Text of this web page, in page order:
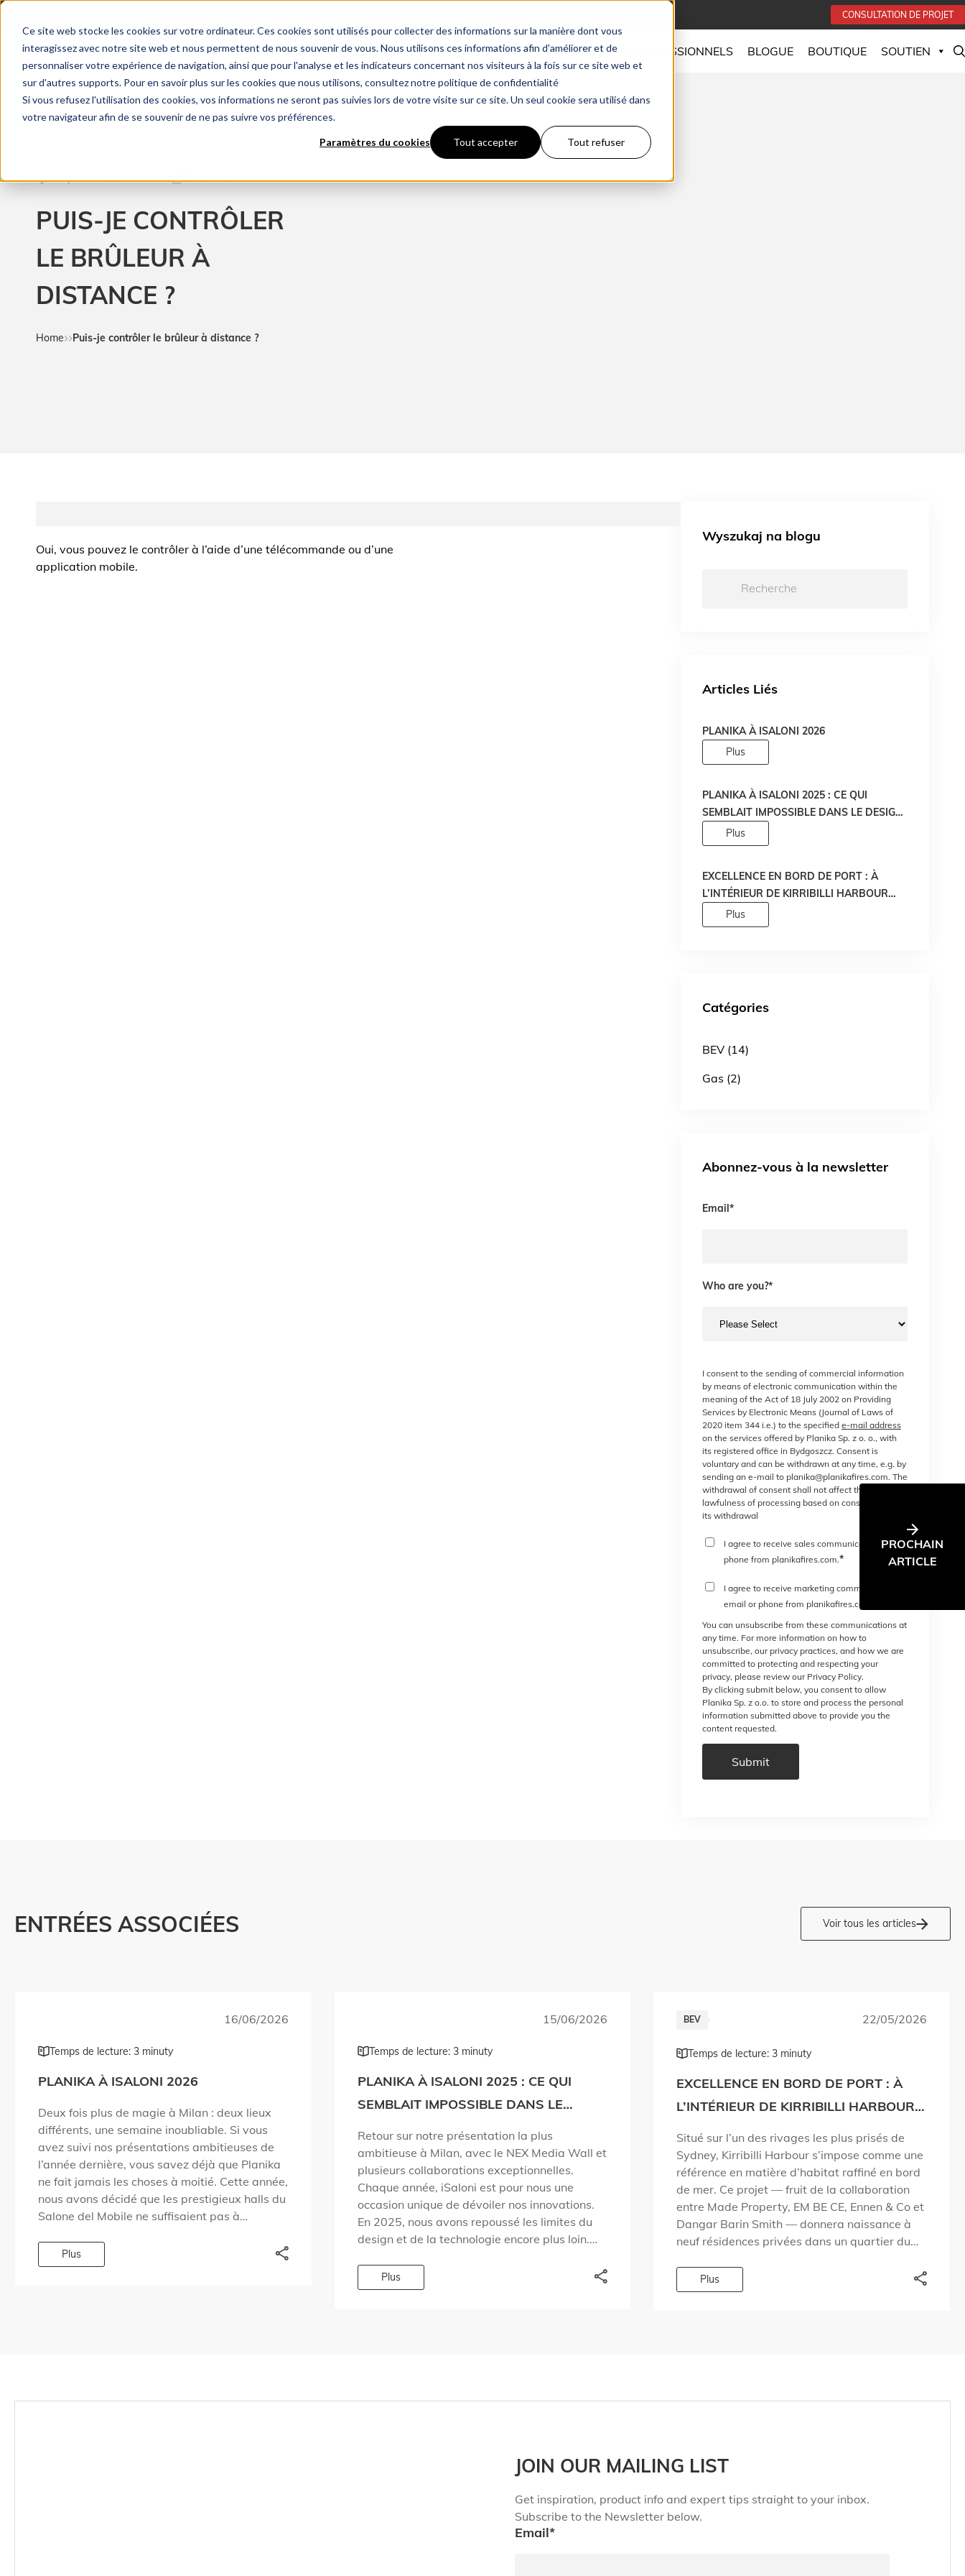
Ce site web stocke les cookies sur votre ordinateur. Ces cookies sont utilisés pour collecter des informations sur la manière dont vous
interagissez avec notre site web et nous permettent de nous souvenir de vous. Nous utilisons ces informations afin d'améliorer et de
personnaliser votre expérience de navigation, ainsi que pour l'analyse et les indicateurs concernant nos visiteurs à la fois sur ce site web et
sur d'autres supports. Pour en savoir plus sur les cookies que nous utilisons, consultez notre politique de confidentialité
Si vous refusez l'utilisation des cookies, vos informations ne seront pas suivies lors de votre visite sur ce site. Un seul cookie sera utilisé dans
votre navigateur afin de se souvenir de ne pas suivre vos préférences.
Paramètres du cookies Tout accepter Tout refuser
CONSULTATION DE PROJET
CHEMINÉES POUR LES PROFESSIONNELS BLOGUE BOUTIQUE SOUTIEN
Temps de lecture: 0 minuty 27/02/2026
PUIS-JE CONTRÔLER
LE BRÛLEUR À
DISTANCE ?
Home Puis-je contrôler le brûleur à distance ?
PROCHAIN
ARTICLE
Oui, vous pouvez le contrôler à l’aide d’une télécommande ou d’une
application mobile.
Wyszukaj na blogu
Articles Liés
PLANIKA À ISALONI 2026
Plus
PLANIKA À ISALONI 2025 : CE QUI
SEMBLAIT IMPOSSIBLE DANS LE DESIGN
DU FEU DEVIENT RÉALITÉ !
Plus
EXCELLENCE EN BORD DE PORT : À
L’INTÉRIEUR DE KIRRIBILLI HARBOUR
PAR MADE PROPERTY
Plus
Catégories
BEV (14)
Gas (2)
Abonnez-vous à la newsletter
Email*
Who are you?*
I consent to the sending of commercial information
by means of electronic communication within the
meaning of the Act of 18 July 2002 on Providing
Services by Electronic Means (Journal of Laws of
2020 item 344 i.e.) to the specified e-mail address
on the services offered by Planika Sp. z o. o., with
its registered office in Bydgoszcz. Consent is
voluntary and can be withdrawn at any time, e.g. by
sending an e-mail to planika@planikafires.com. The
withdrawal of consent shall not affect the
lawfulness of processing based on consent before
its withdrawal
I agree to receive sales communications or
phone from planikafires.com.*
I agree to receive marketing communications
email or phone from planikafires.com.
You can unsubscribe from these communications at
any time. For more information on how to
unsubscribe, our privacy practices, and how we are
committed to protecting and respecting your
privacy, please review our Privacy Policy.
By clicking submit below, you consent to allow
Planika Sp. z o.o. to store and process the personal
information submitted above to provide you the
content requested.
ENTRÉES ASSOCIÉES Voir tous les articles
16/06/2026
Temps de lecture: 3 minuty
PLANIKA À ISALONI 2026
Deux fois plus de magie à Milan : deux lieux
différents, une semaine inoubliable. Si vous
avez suivi nos présentations ambitieuses de
l’année dernière, vous savez déjà que Planika
ne fait jamais les choses à moitié. Cette année,
nous avons décidé que les prestigieux halls du
Salone del Mobile ne suffisaient pas à
Plus
15/06/2026
Temps de lecture: 3 minuty
PLANIKA À ISALONI 2025 : CE QUI
SEMBLAIT IMPOSSIBLE DANS LE
DESIGN DU FEU DEVIENT RÉALITÉ !
Retour sur notre présentation la plus
ambitieuse à Milan, avec le NEX Media Wall et
plusieurs collaborations exceptionnelles.
Chaque année, iSaloni est pour nous une
occasion unique de dévoiler nos innovations.
En 2025, nous avons repoussé les limites du
design et de la technologie encore plus loin.
questions […]
Plus
BEV 22/05/2026
Temps de lecture: 3 minuty
EXCELLENCE EN BORD DE PORT : À
L’INTÉRIEUR DE KIRRIBILLI HARBOUR
PAR MADE PROPERTY
Situé sur l’un des rivages les plus prisés de
Sydney, Kirribilli Harbour s’impose comme une
référence en matière d’habitat raffiné en bord
de mer. Ce projet — fruit de la collaboration
entre Made Property, EM BE CE, Ennen & Co et
Dangar Barin Smith — donnera naissance à
neuf résidences privées dans un quartier du
Plus
JOIN OUR MAILING LIST
Get inspiration, product info and expert tips straight to your inbox.
Subscribe to the Newsletter below.
Email*